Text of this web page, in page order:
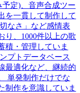
予定)、音声合成ツー
を一貫して制作して
なさ」など感情表
り、1000件以上の歌
積・管理していま
プトデータベース
最適化など、継続的
単発制作だけでな
制作を意識していま